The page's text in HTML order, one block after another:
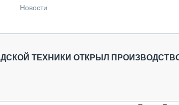
Новости
ТЕХНИКИ ОТКРЫЛ